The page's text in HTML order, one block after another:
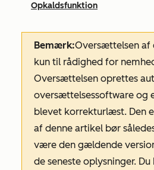
Opkaldsfunktion
Bemærk:Oversættelsen af
kun til rådighed for
Oversættelsen oprettes
oversættelsessoftware og
blevet korrekturlæst. Den
af denne artikel bør
være den gældende
de seneste oplysninger.